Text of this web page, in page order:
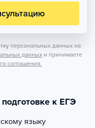
персональных данных на
данных и принимаете
соглашения.
к ЕГЭ
языку